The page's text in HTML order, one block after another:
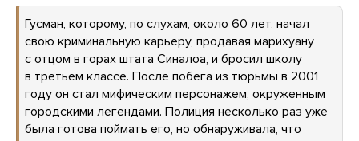
Гусман, которому, по слухам, около 60 лет, начал
свою криминальную карьеру, продавая марихуану
с отцом в горах штата Синалоа, и бросил школу
в третьем классе. После побега из тюрьмы в 2001
году он стал мифическим персонажем, окруженным
городскими легендами. Полиция несколько раз уже
была готова поймать его, но обнаруживала, что